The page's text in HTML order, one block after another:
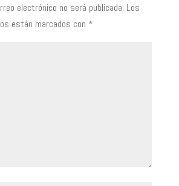
electrónico no será publicada. Los
están marcados con *